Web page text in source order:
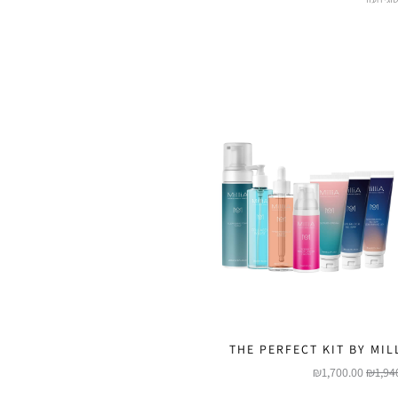
THE PERFECT KIT BY
₪המחיר
₪1,700.00